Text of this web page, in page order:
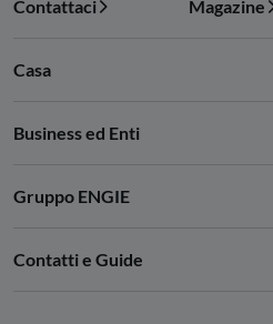
Contattaci Magazine
Casa
Business ed Enti
Gruppo ENGIE
Contatti e Guide